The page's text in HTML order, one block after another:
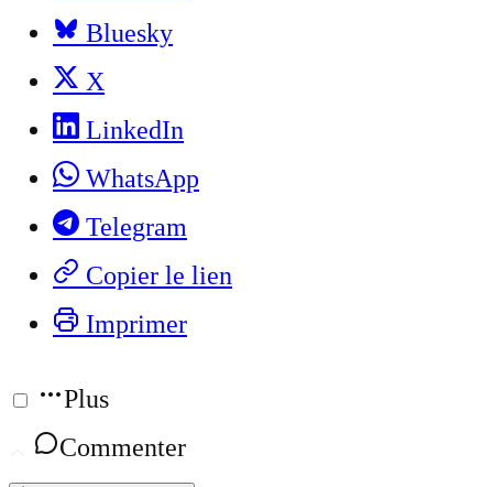
Bluesky
X
LinkedIn
WhatsApp
Telegram
Copier le lien
Imprimer
Plus
Commenter